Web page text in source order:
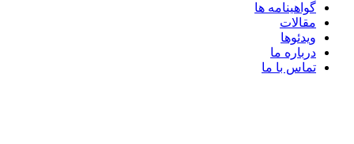
گواهینامه ها
مقالات
ویدئوها
درباره ما
تماس با ما